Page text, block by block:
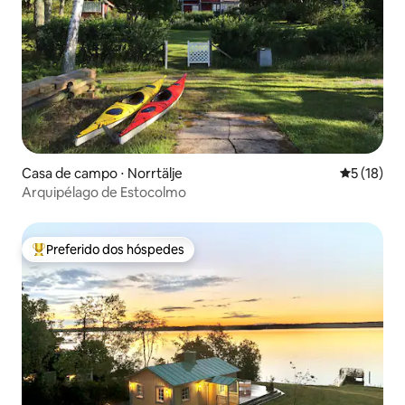
Casa de campo ⋅ Norrtälje 5 de uma
5 (18)
Arquipélago de Estocolmo
Entre os melhores preferidos dos hóspedes
Preferido dos hóspedes